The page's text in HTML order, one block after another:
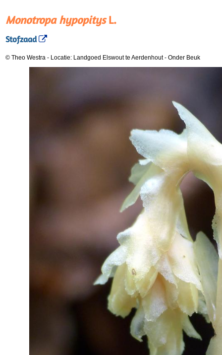
Monotropa hypopitysL.
Stofzaad
© Theo Westra - Locatie: Landgoed Elswout te Aerdenhout- Onder Beuk